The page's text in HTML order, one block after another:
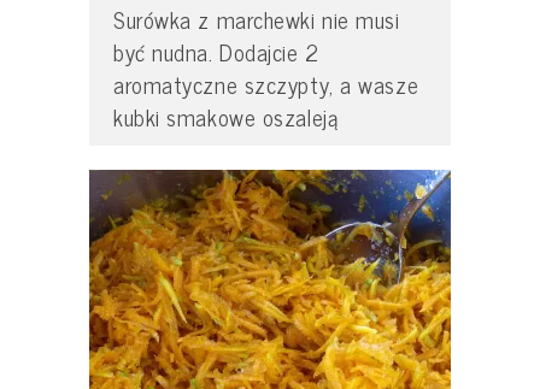
Surówka z marchewki nie musi
być nudna. Dodajcie 2
aromatyczne szczypty, a wasze
kubki smakowe oszaleją